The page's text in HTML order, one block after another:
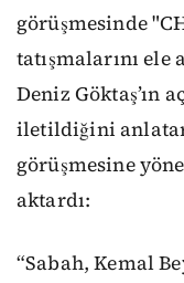
görüşmesinde
tatışmalarını ele
Deniz Göktaş’ın
iletildiğini
görüşmesine
aktardı:
“Sabah, Kemal